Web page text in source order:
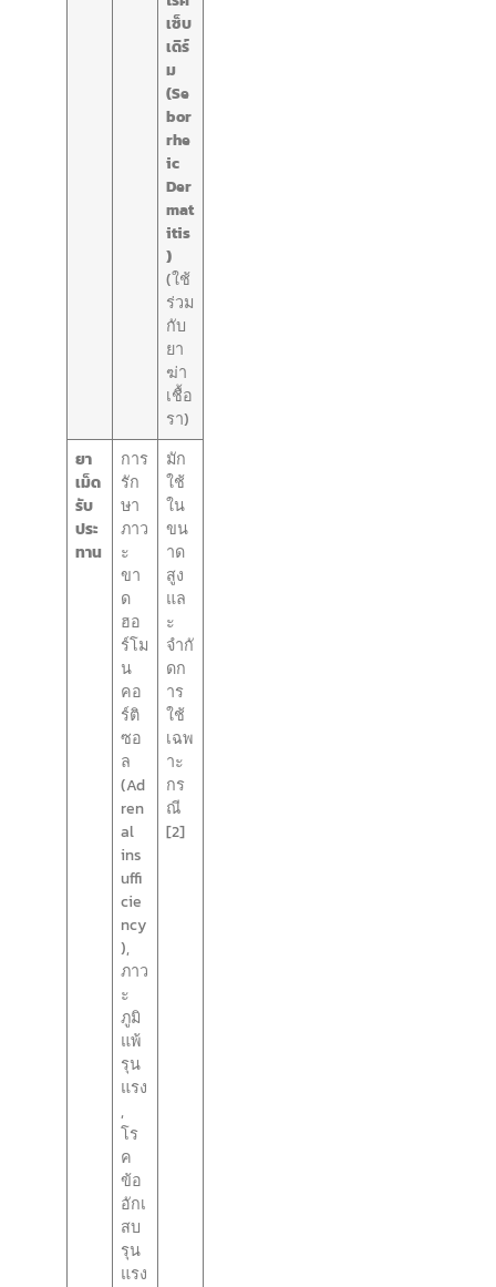
เซ็บ
เดิร์
ม
(Se
bor
rhe
ic
Der
mat
itis
)
(ใช้
ร่วม
กับ
ยา
ฆ่า
เชื้อ
รา)
ยา
เม็ด
รับ
ประ
ทาน
การ
รัก
ษา
ภาว
ะ
ขา
ด
ฮอ
ร์โม
น
คอ
ร์ติ
ซอ
ล
(Ad
ren
al
ins
uffi
cie
ncy
),
ภาว
ะ
ภูมิ
แพ้
รุน
แรง
,
โร
ค
ข้อ
อักเ
สบ
รุน
แรง
มัก
ใช้
ใน
ขน
าด
สูง
แล
ะ
จำกั
ดก
าร
ใช้
เฉพ
าะ
กร
ณี
[2]